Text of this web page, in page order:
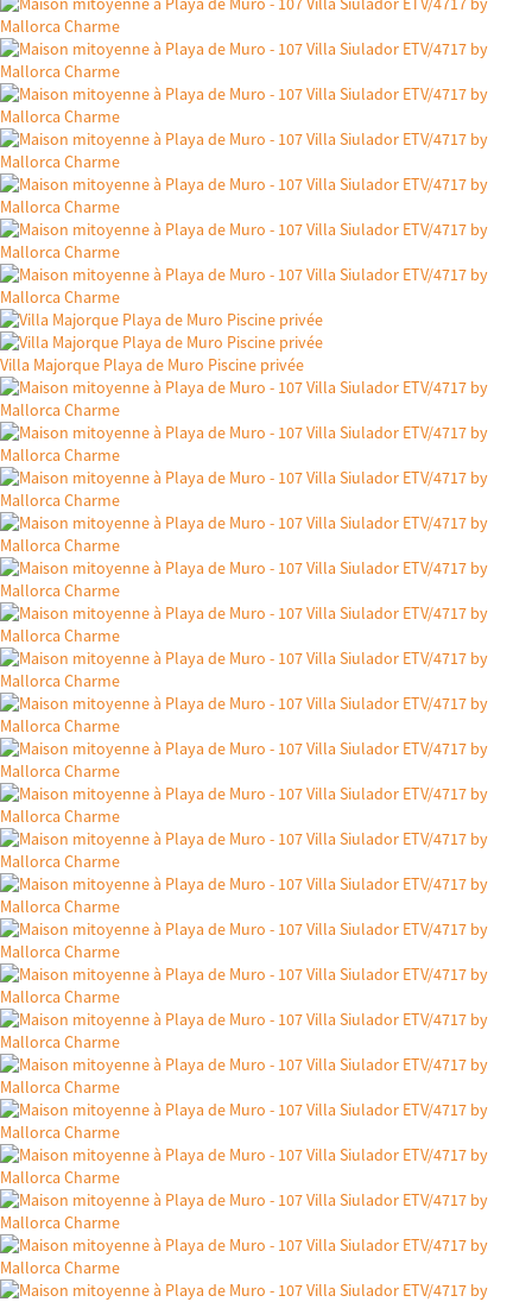
Villa Majorque Playa de Muro Piscine privée